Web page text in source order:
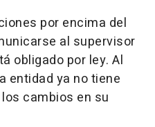
por encima del
al supervisor
obligado por ley. Al
entidad ya no tiene
cambios en su